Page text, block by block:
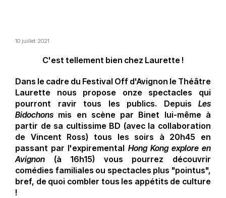
10 juillet 2021
C'est tellement bien chez Laurette !
Dans le cadre du Festival Off d'Avignon le Théâtre
Laurette nous propose onze spectacles qui
pourront ravir tous les publics. Depuis Les
Bidochons mis en scène par Binet lui-même à
partir de sa cultissime BD (avec la collaboration
de Vincent Ross) tous les soirs à 20h45 en
passant par l'expiremental Hong Kong explore en
Avignon (à 16h15) vous pourrez découvrir
comédies familiales ou spectacles plus "pointus",
bref, de quoi combler tous les appétits de culture
!